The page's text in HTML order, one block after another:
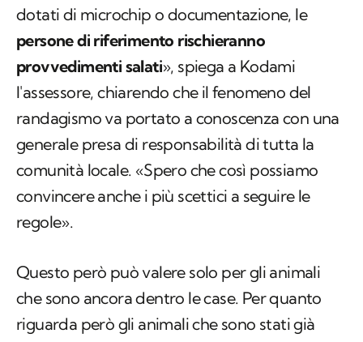
dotati di microchip o documentazione, le
persone di riferimento rischieranno
provvedimenti salati», spiega a Kodami
l'assessore, chiarendo che il fenomeno del
randagismo va portato a conoscenza con una
generale presa di responsabilità di tutta la
comunità locale. «Spero che così possiamo
convincere anche i più scettici a seguire le
regole».
Questo però può valere solo per gli animali
che sono ancora dentro le case. Per quanto
riguarda però gli animali che sono stati già